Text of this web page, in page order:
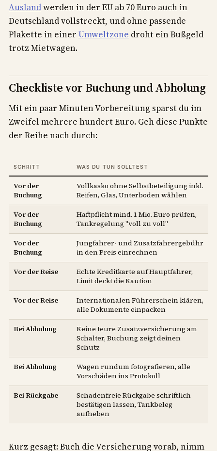
Auslandwerden in der EU ab 70 Euro auch in
Deutschland vollstreckt, und ohne passende
Plakette in einer Umweltzone droht ein Bußgeld
trotz Mietwagen.
Checkliste vor Buchung und Abholung
Mit ein paar Minuten Vorbereitung sparst du im
Zweifel mehrere hundert Euro. Geh diese Punkte
der Reihe nach durch:
SCHRITT WAS DU TUN SOLLTEST
Vor der
Buchung
Vollkasko ohne Selbstbeteiligung inkl.
Reifen, Glas, Unterboden wählen
Vor der
Buchung
Haftpflicht mind. 1 Mio. Euro prüfen,
Tankregelung "voll zu voll"
Vor der
Buchung
Jungfahrer- und Zusatzfahrergebühr
in den Preis einrechnen
Vor der Reise
Echte Kreditkarte auf Hauptfahrer,
Limit deckt die Kaution
Vor der Reise
Internationalen Führerschein klären,
alle Dokumente einpacken
Bei Abholung
Keine teure Zusatzversicherung am
Schalter, Buchung zeigt deinen
Schutz
Bei Abholung
Wagen rundum fotografieren, alle
Vorschäden ins Protokoll
Bei Rückgabe
Schadenfreie Rückgabe schriftlich
bestätigen lassen, Tankbeleg
aufheben
Kurz gesagt: Buch die Versicherung vorab, nimm